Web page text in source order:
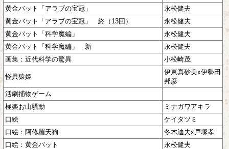
黄金バット「アラブの宝冠」
永松健夫
黄金バット「アラブの宝冠」 終（13回）
永松健夫
黄金バット「科学魔編」
永松健夫
黄金バット「科学魔編」 新
永松健夫
画集：近代科学の驚異
小松崎茂
怪異猿姫
伊東真砂美x伊勢田
邦彦
活劇捕物ゲーム
極楽お山騒動
ミナガワアキラ
口絵
ケイタツミ
口絵：阿修羅天狗
冬木迪夫x戸塚孝
口絵：黄金バット
永松健夫